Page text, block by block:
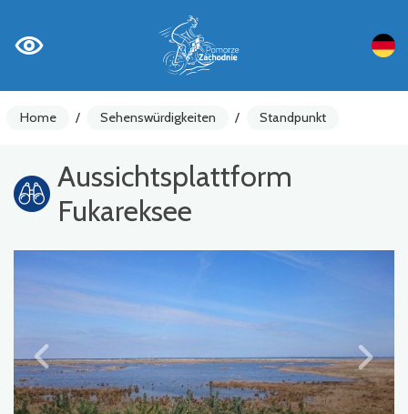
Home / Sehenswürdigkeiten / Standpunkt
Aussichtsplattform
Fukareksee